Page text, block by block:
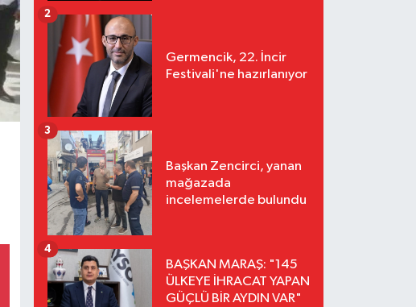
Germencik, 22. İncir
Festivali'ne hazırlanıyor
2
Başkan Zencirci, yanan
mağazada
incelemelerde bulundu
3
BAŞKAN MARAŞ: "145
ÜLKEYE İHRACAT YAPAN
GÜÇLÜ BİR AYDIN VAR"
4